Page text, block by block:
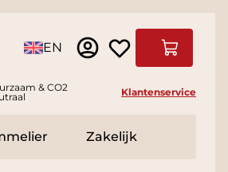
Taal EN
& CO2
Klantenservice
Accessoires
Zakelijk